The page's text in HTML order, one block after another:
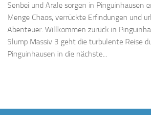
Senbei und Arale sorgen in Pinguinhausen
Menge Chaos, verrückte Erfindungen und
Abenteuer. Willkommen zurück in
Slump Massiv 3 geht die turbulente Reise
Pinguinhausen in die nächste...